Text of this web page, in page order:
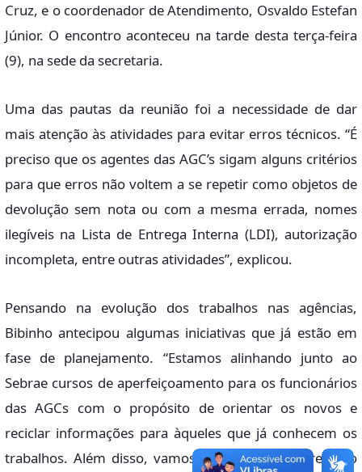
Cruz, e o coordenador de Atendimento, Osvaldo Estefan
Júnior. O encontro aconteceu na tarde desta terça-feira
(9), na sede da secretaria.
Uma das pautas da reunião foi a necessidade de dar
mais atenção às atividades para evitar erros técnicos. “É
preciso que os agentes das AGC’s sigam alguns critérios
para que erros não voltem a se repetir como objetos de
devolução sem nota ou com a mesma errada, nomes
ilegíveis na Lista de Entrega Interna (LDI), autorização
incompleta, entre outras atividades”, explicou.
Pensando na evolução dos trabalhos nas agências,
Bibinho antecipou algumas iniciativas que já estão em
fase de planejamento. “Estamos alinhando junto ao
Sebrae cursos de aperfeiçoamento para os funcionários
das AGCs com o propósito de orientar os novos e
reciclar informações para àqueles que já conhecem os
trabalhos. Além disso, vamos programar uma reunião